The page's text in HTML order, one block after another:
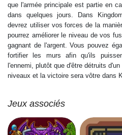
que l'armée principale est partie en
dans quelques jours. Dans
devrez utiliser vos forces de la
pourrez améliorer le niveau de vos
gagnant de l'argent. Vous pouvez
fortifier les murs afin qu'ils
l'ennemi, plutôt que d'être détruits
niveaux et la victoire sera vôtre dans
Jeux associés